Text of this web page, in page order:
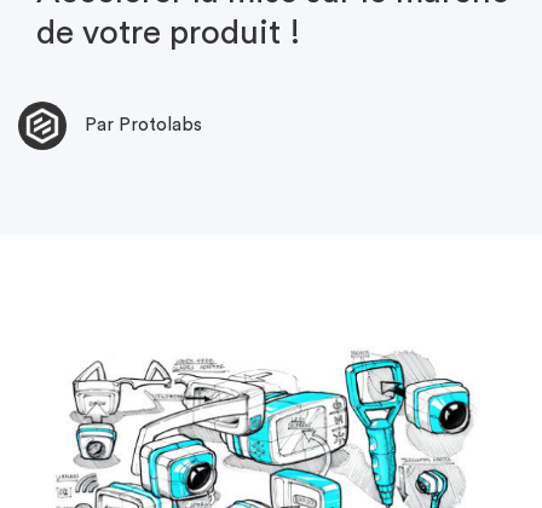
de votre produit !
Par Protolabs